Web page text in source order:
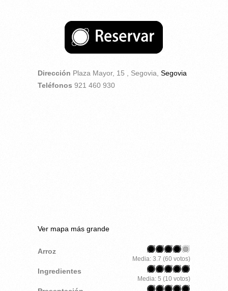
Dirección Plaza Mayor, 15 , Segovia, Segovia
Teléfonos 921 460 930
Ver mapa más grande
Arroz
Media: 3.7 (60 votos)
Ingredientes
Media: 5 (10 votos)